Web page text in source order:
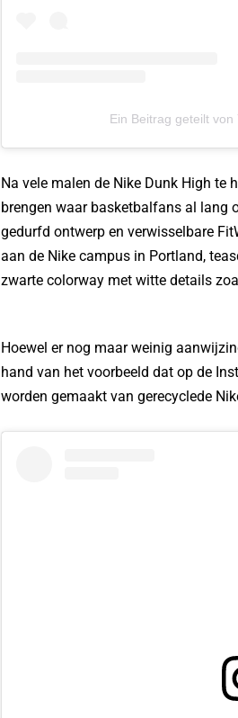
Ein Beitrag geteilt
Na vele malen de Nike Dunk High te
brengen waar basketbalfans al lang
gedurfd ontwerp en verwisselbare
aan de Nike campus in Portland,
zwarte colorway met witte details
Hoewel er nog maar weinig
hand van het voorbeeld dat op de
worden gemaakt van gerecyclede